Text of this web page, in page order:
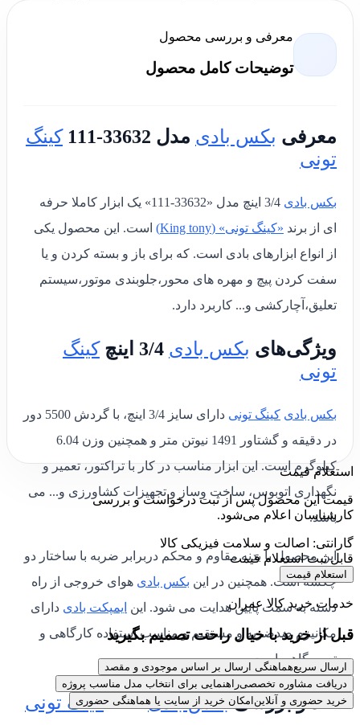
معرفی و بررسی محصول
توضیحات کامل محصول
معرفی بکس بادی مدل 33632-111
کینگ
تونی
بکس بادی
یک ابزار کاملا حرفه
ای از برند «کینگ تونی» (King tony) است. این محصول یکی
از انواع ابزارهای بادی است. که برای باز و بسته کردن و یا
سفت کردن پیچ و مهره های محور،جلوبندی موتور،سیستم
تعلیق،آچارکشی و... کاربرد دارد.
ویژگی‌های بکس بادی
کینگ
تونی
بکس بادی کینگ تونی دارای سایز 3/4 اینچ، با گردش
5500 دور
در دقیقه و گشتاور 1491 نیوتن متر
و همچنین وزن 6.04
کیلوگرم است. این ابزارمناسب در کار با تراکتور، تعمیر و
نگهداری اتوبوس، ساخت وساز و تجهیزات کشاورزی و... می
باشد.
این محصول با بدنه مقاوم و محکم دربرابر ضربه با ساختار دو
چکشه است. همچنین در این بکس بادی هوای خروجی از راه
دسته به سمت پایین هدایت می شود. این ایمپکت بادی دارای
مکانیزم ضدضربه و مستقیم و مناسب استفاده کارگاهی و
تعمیرگاهی است.
نقد و بررسی بکس بادی“3/4 کینگ تونی
استعلام قیمت
قیمت این محصول پس از ثبت درخواست و بررسی
کارشناسان اعلام می‌شود.
گارانتی: اصالت و سلامت فیزیکی کالا
قابل ثبت استعلام قیمت
استعلام قیمت
خدمات خرید کالا عمران
قبل از خرید با خیال راحت تصمیم بگیرید
ارسال سریعهماهنگی ارسال بر اساس موجودی و مقصد
دریافت مشاوره تخصصیراهنمایی برای انتخاب مدل مناسب پروژه
خرید حضوری و آنلاین امکان خرید از سایت یا هماهنگی حضوری